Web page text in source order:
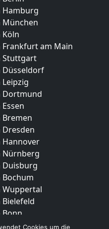
Hamburg
München
am Main
Stuttgart
Düsseldorf
Dortmund
Hannover
Nürnberg
Duisburg
Wuppertal
MünsterCookies um die